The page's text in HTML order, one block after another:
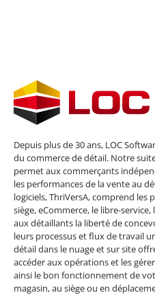
Depuis plus de 30 ans, LOC
du commerce de détail. Notre
permet aux commerçants
les performances de la vente au
logiciels, ThriVersA, comprend les
siège, eCommerce, le libre-
aux détaillants la liberté de
leurs processus et flux de travail
détail dans le nuage et sur site
accéder aux opérations et les
ainsi le bon fonctionnement de
magasin, au siège ou en